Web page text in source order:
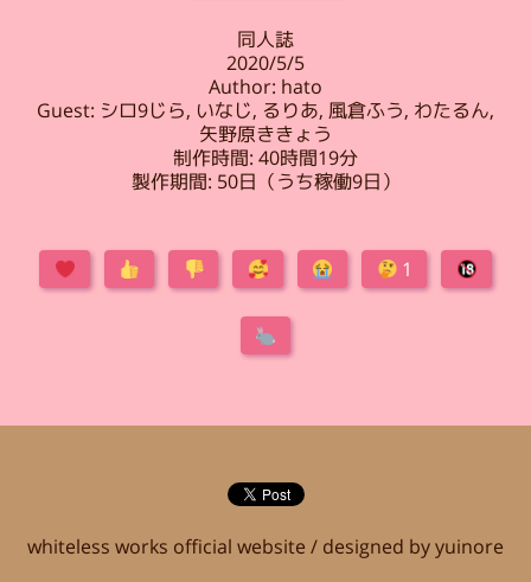
同人誌
2020/5/5
Author: hato
Guest: シロ9じら, いなじ, るりあ, 風倉ふう, わたるん,
矢野原ききょう
制作時間: 40時間19分
製作期間: 50日（うち稼働9日）
1
whiteless works official website / designed by yuinore